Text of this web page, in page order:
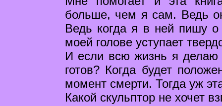
больше, чем я сам. Ведь
Ведь когда я в ней пишу
моей голове уступает
И если всю жизнь я делаю
готов? Когда будет
момент смерти. Тогда уж
Какой скульптор не хочет